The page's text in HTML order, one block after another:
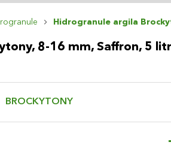
Hidrogranule argila
8-16 mm, Saffron, 5
BROCKYTONY